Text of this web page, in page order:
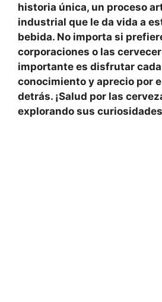
historia única, un proceso
industrial que le da vida a
bebida. No importa si
corporaciones o las
importante es disfrutar
conocimiento y aprecio por
detrás. ¡Salud por las
explorando sus curiosidades